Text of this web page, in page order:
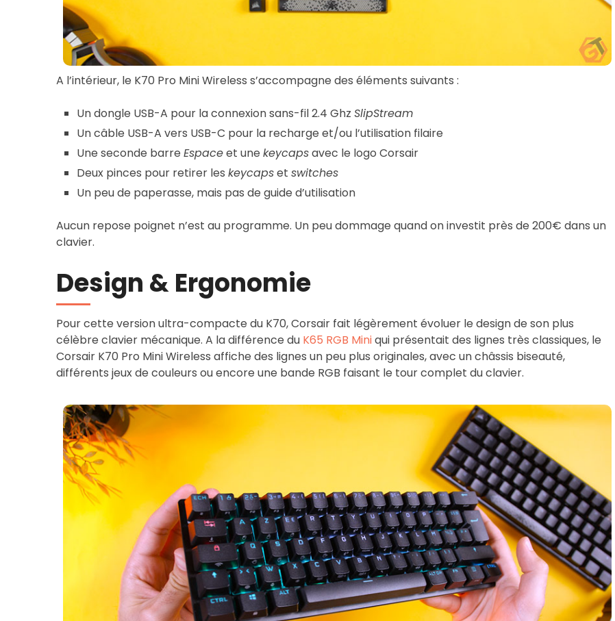
A l’intérieur, le K70 Pro Mini Wireless s’accompagne des éléments suivants :
Un dongle USB-A pour la connexion sans-fil 2.4 Ghz SlipStream
Un câble USB-A vers USB-C pour la recharge et/ou l’utilisation filaire
Une seconde barre Espaceet une keycapsavec le logo Corsair
Deux pinces pour retirer les keycapset switches
Un peu de paperasse, mais pas de guide d’utilisation
Aucun repose poignet n’est au programme. Un peu dommage quand on investit près de 200€ dans un
clavier.
Design & Ergonomie
Pour cette version ultra-compacte du K70, Corsair fait légèrement évoluer le design de son plus
célèbre clavier mécanique. A la différence du K65 RGB Miniqui présentait des lignes très classiques, le
Corsair K70 Pro Mini Wireless affiche des lignes un peu plus originales, avec un châssis biseauté,
différents jeux de couleurs ou encore une bande RGB faisant le tour complet du clavier.